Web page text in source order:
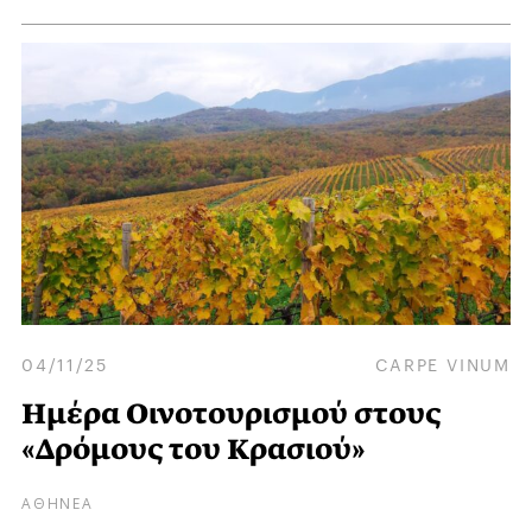
04/11/25 CARPE VINUM
Ημέρα Οινοτουρισμού στους
«Δρόμους του Κρασιού»
ΑΘΗΝΕΑ